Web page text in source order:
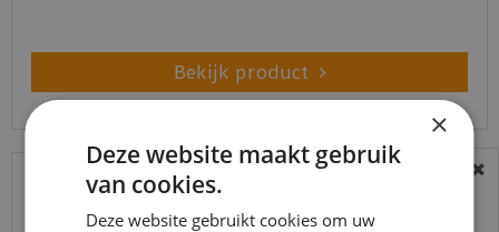
Bekijk product
BEREIKBAARHEID
In verband met de vakantie periode zijn wij
×
Deze website maakt gebruik
van cookies.
Deze website gebruikt cookies om uw